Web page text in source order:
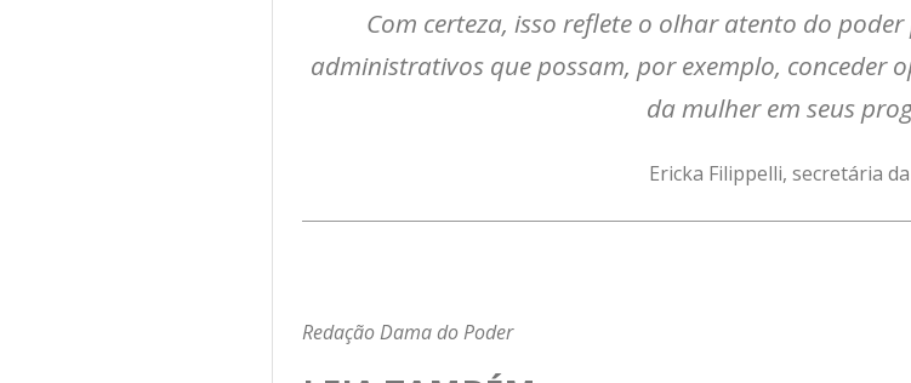
Com certeza, isso reflete o olhar atento do
administrativos que possam, por exemplo, conceder
da mulher em seus
Ericka Filippelli, secretária
Redação Dama do Poder